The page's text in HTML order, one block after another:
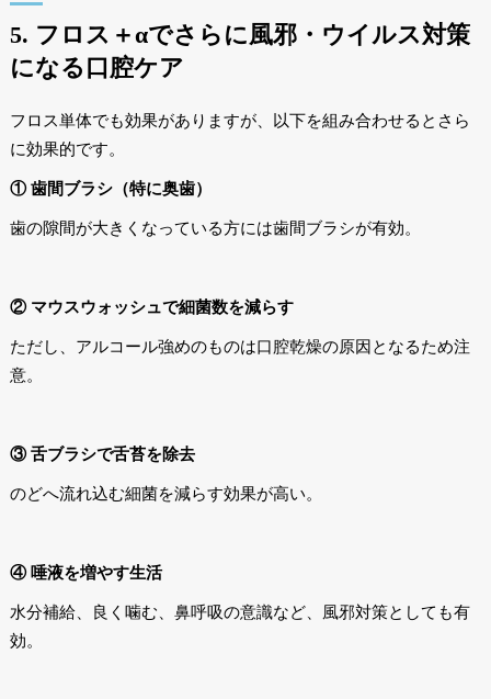
5. フロス＋αでさらに風邪・ウイルス対策
になる口腔ケア
フロス単体でも効果がありますが、以下を組み合わせるとさら
に効果的です。
① 歯間ブラシ（特に奥歯）
歯の隙間が大きくなっている方には歯間ブラシが有効。
② マウスウォッシュで細菌数を減らす
ただし、アルコール強めのものは口腔乾燥の原因となるため注
意。
③ 舌ブラシで舌苔を除去
のどへ流れ込む細菌を減らす効果が高い。
④ 唾液を増やす生活
水分補給、良く噛む、鼻呼吸の意識など、風邪対策としても有
効。